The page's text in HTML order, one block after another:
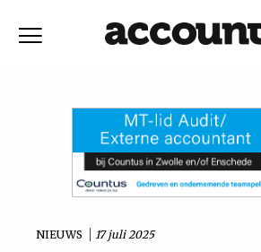
Discussie
Vaktechniek
NIEUWS 17 juli 2025
RELEVANTIEDATUM